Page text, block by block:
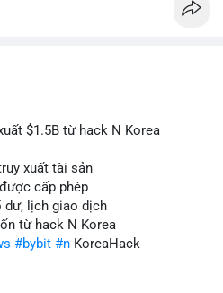
$1.5B từ hack N Korea
xuất tài sản
cấp phép
dư, lịch giao dịch
từ hack N Korea
#bybit #n KoreaHack